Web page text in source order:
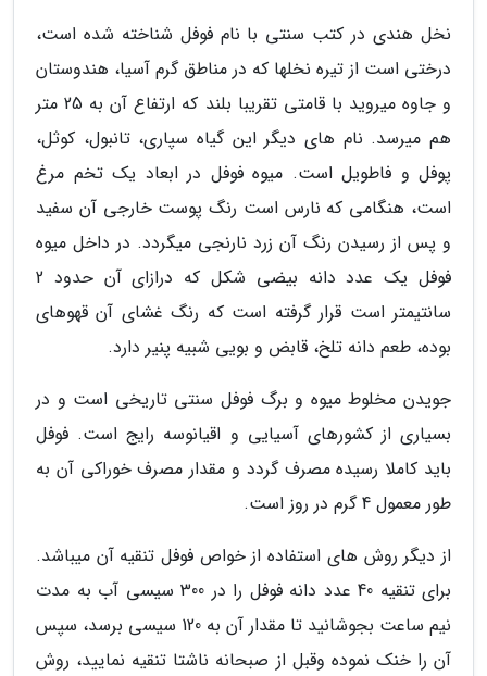
نخل هندی در کتب سنتی با نام فوفل شناخته شده است،
درختی است از تیره نخلها که در مناطق گرم آسیا، هندوستان
و جاوه میروید با قامتی تقریبا بلند که ارتفاع آن به 25 متر
هم میرسد. نام های دیگر این گیاه سپاری، تانبول، کوثل،
پوفل و فاطویل است. میوه فوفل در ابعاد یک تخم مرغ
است، هنگامی که نارس است رنگ پوست خارجی آن سفید
و پس از رسیدن رنگ آن زرد نارنجی میگردد. در داخل میوه
فوفل یک عدد دانه بیضی شکل که درازای آن حدود 2
سانتیمتر است قرار گرفته است که رنگ غشای آن قهوهای
بوده، طعم دانه تلخ، قابض و بویی شبیه پنیر دارد.
جویدن مخلوط میوه و برگ فوفل سنتی تاریخی است و در
بسیاری از کشورهای آسیایی و اقیانوسه رایج است. فوفل
باید کاملا رسیده مصرف گردد و مقدار مصرف خوراکی آن به
طور معمول 4 گرم در روز است.
از دیگر روش های استفاده از خواص فوفل تنقیه آن میباشد.
برای تنقیه 40 عدد دانه فوفل را در 300 سیسی آب به مدت
نیم ساعت بجوشانید تا مقدار آن به 120 سیسی برسد، سپس
آن را خنک نموده وقبل از صبحانه ناشتا تنقیه نمایید، روش